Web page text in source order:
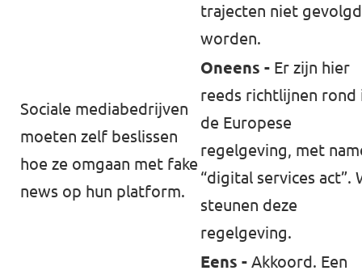
trajecten niet gevolgd
worden.
Sociale mediabedrijven
moeten zelf beslissen
hoe ze omgaan met ⁠fake
news⁠ op hun platform.
Oneens - Er zijn hier
reeds richtlijnen rond
de Europese
regelgeving, met
“digital services act”.
steunen deze
regelgeving.
Eens - Akkoord. Een